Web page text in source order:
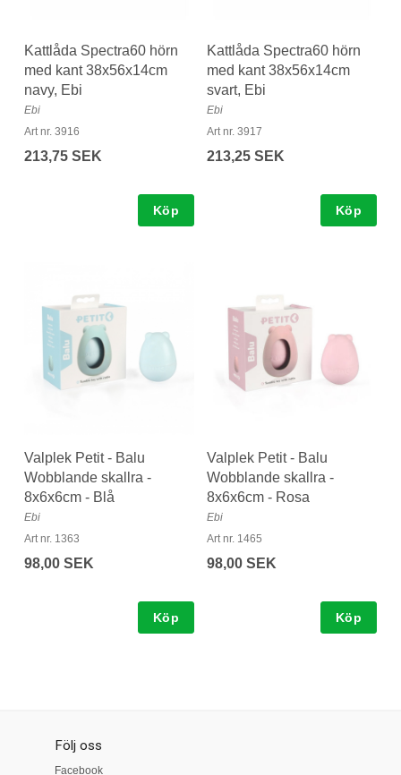
Kattlåda Spectra60 hörn
med kant 38x56x14cm
navy, Ebi
Ebi
Art nr. 3916
213,75 SEK
Köp
Kattlåda Spectra60 hörn
med kant 38x56x14cm
svart, Ebi
Ebi
Art nr. 3917
213,25 SEK
Köp
Valplek Petit - Balu
Wobblande skallra -
8x6x6cm - Blå
Ebi
Art nr. 1363
98,00 SEK
Köp
Valplek Petit - Balu
Wobblande skallra -
8x6x6cm - Rosa
Ebi
Art nr. 1465
98,00 SEK
Köp
Följ oss
Facebook